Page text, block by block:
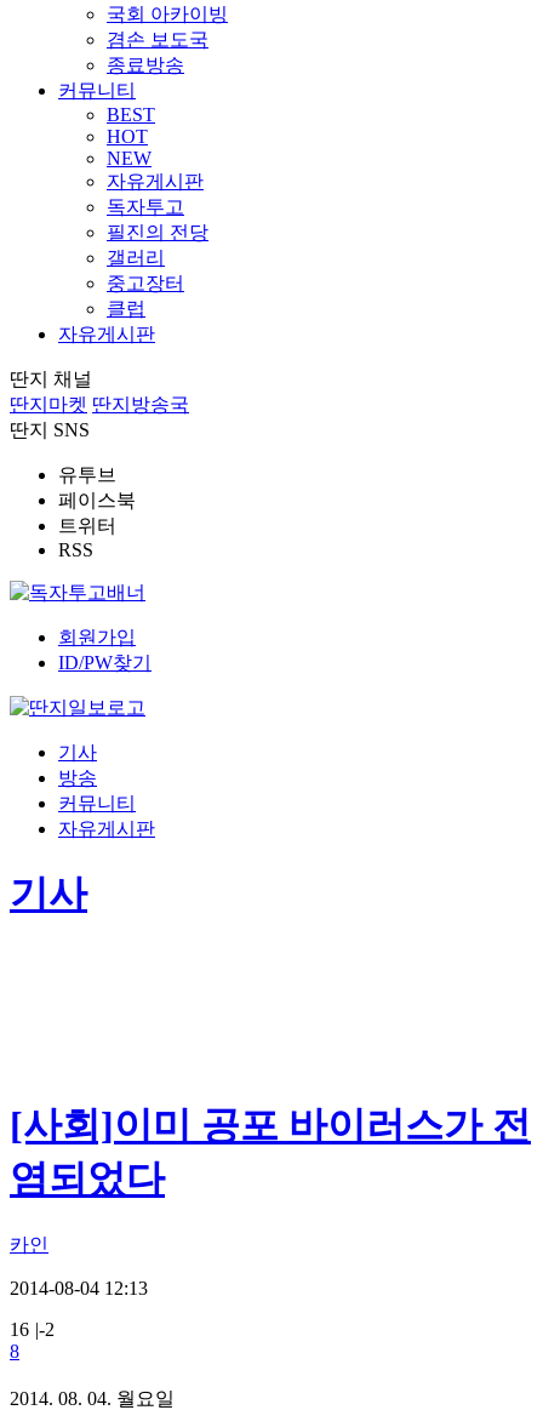
국회 아카이빙
겸손 보도국
종료방송
커뮤니티
BEST
HOT
NEW
자유게시판
독자투고
필진의 전당
갤러리
중고장터
클럽
자유게시판
딴지 채널
딴지마켓 딴지방송국
딴지 SNS
유투브
페이스북
트위터
RSS
회원가입
ID/PW찾기
기사
방송
커뮤니티
자유게시판
기사
[사회]이미 공포 바이러스가 전
염되었다
카인
2014-08-04 12:13
16 |-2
8
2014. 08. 04. 월요일